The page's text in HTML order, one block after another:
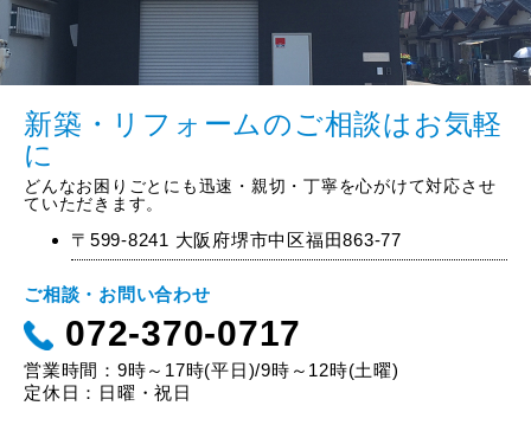
新築・リフォームのご相談はお気軽
に
どんなお困りごとにも迅速・親切・丁寧を心がけて対応させ
ていただきます。
〒599-8241 大阪府堺市中区福田863-77
ご相談・お問い合わせ
072-370-0717
営業時間：9時～17時(平日)/9時～12時(土曜)
定休日：日曜・祝日